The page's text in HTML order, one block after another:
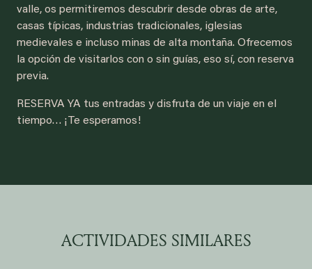
valle, os permitiremos descubrir desde obras de arte,
casas típicas, industrias tradicionales, iglesias
medievales e incluso minas de alta montaña. Ofrecemos
la opción de visitarlos con o sin guías, eso sí, con reserva
previa.
RESERVA YA tus entradas y disfruta de un viaje en el
tiempo… ¡Te esperamos!
ACTIVIDADES SIMILARES